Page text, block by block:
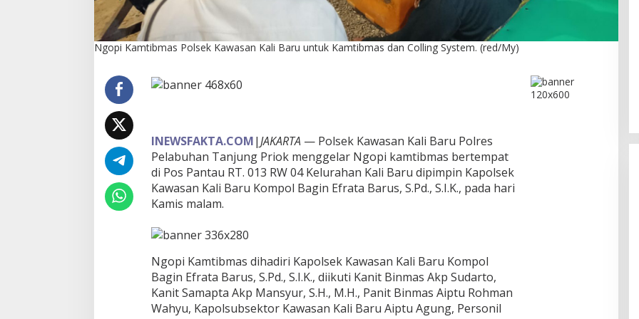
K
t
a
s
d
a
n
C
l
n
g
S
y
s
Ngopi Kamtibmas Polsek Kawasan Kali Baru untuk Kamtibmas dan Colling System. (red/My)
INEWSFAKTA.COM|JAKARTA— Polsek Kawasan Kali Baru Polres
Pelabuhan Tanjung Priok menggelar Ngopi kamtibmas bertempat
di Pos Pantau RT. 013 RW 04 Kelurahan Kali Baru dipimpin Kapolsek
Kawasan Kali Baru Kompol Bagin Efrata Barus, S.Pd., S.I.K., pada hari
Kamis malam.
Ngopi Kamtibmas dihadiri Kapolsek Kawasan Kali Baru Kompol
Bagin Efrata Barus, S.Pd., S.I.K., diikuti Kanit Binmas Akp Sudarto,
Kanit Samapta Akp Mansyur, S.H., M.H., Panit Binmas Aiptu Rohman
Wahyu, Kapolsubsektor Kawasan Kali Baru Aiptu Agung, Personil
Ta’aruf / Silaturahmi dan
Penyerahan SK Pengurus Baru,
Agustus 2, 2026